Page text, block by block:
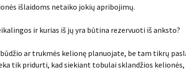
išlaidoms netaiko jokių apribojimų.
ir kurias iš jų yra būtina rezervuoti iš anksto?
ar trukmės kelionę planuojate, be tam tikrų
tik pridurti, kad siekiant tobulai sklandžios kelionės,